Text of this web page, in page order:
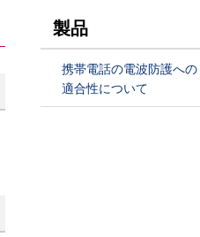
製品
携帯電話の電波防護への
適合性について